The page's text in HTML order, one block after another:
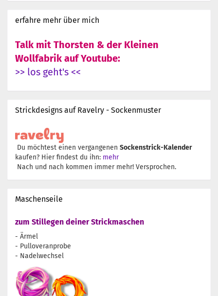
erfahre mehr über mich
Talk mit Thorsten & der Kleinen
Wollfabrik auf Youtube:
>> los geht's <<
Strickdesigns auf Ravelry - Sockenmuster
Du möchtest einen vergangenen Sockenstrick-Kalender
kaufen? Hier findest du ihn: mehr
Nach und nach kommen immer mehr! Versprochen.
Maschenseile
zum Stillegen deiner Strickmaschen
- Ärmel
- Pulloveranprobe
- Nadelwechsel